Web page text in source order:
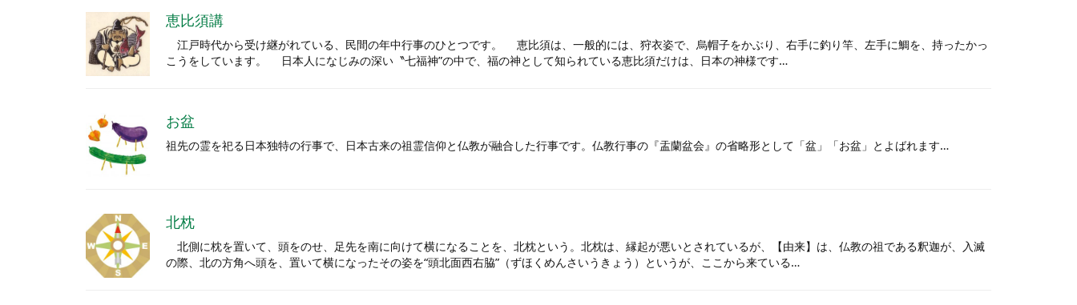
恵比須講
江戸時代から受け継がれている、民間の年中行事のひとつです。 恵比須は、一般的には、狩衣姿で、烏帽子をかぶり、右手に釣り竿、左手に鯛を、持ったかっ
こうをしています。 日本人になじみの深い〝七福神”の中で、福の神として知られている恵比須だけは、日本の神様です…
お盆
祖先の霊を祀る日本独特の行事で、日本古来の祖霊信仰と仏教が融合した行事です。仏教行事の『盂蘭盆会』の省略形として「盆」「お盆」とよばれます…
北枕
北側に枕を置いて、頭をのせ、足先を南に向けて横になることを、北枕という。北枕は、縁起が悪いとされているが、【由来】は、仏教の祖である釈迦が、入滅
の際、北の方角へ頭を、置いて横になったその姿を“頭北面西右脇”（ずほくめんさいうきょう）というが、ここから来ている…